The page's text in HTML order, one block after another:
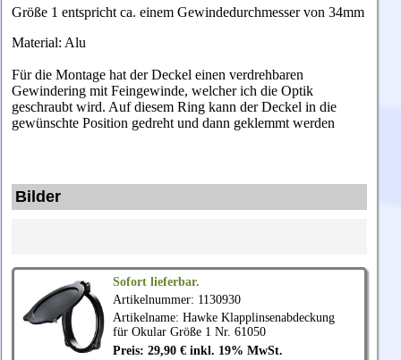
Größe 1 entspricht ca. einem Gewindedurchmesser von 34mm
Material: Alu
Für die Montage hat der Deckel einen verdrehbaren
Gewindering mit Feingewinde, welcher ich die Optik
geschraubt wird. Auf diesem Ring kann der Deckel in die
gewünschte Position gedreht und dann geklemmt werden
Bilder
Sofort lieferbar.
Artikelnummer: 1130930
Artikelname: Hawke Klapplinsenabdeckung
für Okular Größe 1 Nr. 61050
Preis: 29,90 € inkl. 19% MwSt.